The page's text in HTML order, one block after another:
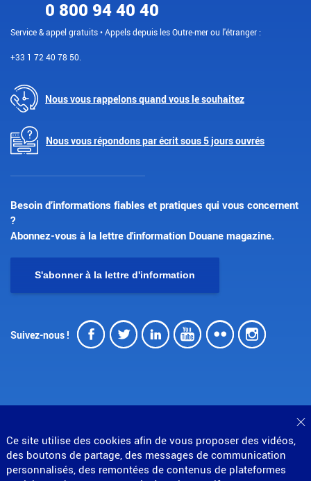
Ce site utilise des cookies afin de vous proposer des vidéos,
des boutons de partage, des messages de communication
personnalisés, des remontées de contenus de plateformes
0 800 94 40 40
Service & appel gratuits • Appels depuis les Outre-mer ou l'étranger :
+33 1 72 40 78 50.
Nous vous rappelons quand vous le souhaitez
Nous vous répondons par écrit sous 5 jours ouvrés
Besoin d’informations fiables et pratiques qui vous concernent
?
Abonnez-vous à la lettre d'information Douane magazine.
S'abonner à la lettre d'information
Suivez-nous ! Facebook
Twitter
LinkedIn
Youtube
Flickr
MENU
Mentions légales
Données personnelles
Gestion des cookies
Accessibilité : partiellement conforme
Plan du site